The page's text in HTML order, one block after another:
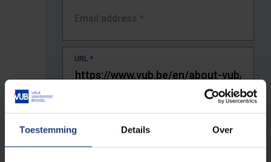
Toestemming Details Over
Email address *
URL *
The full URL of the page where you encountered the error.